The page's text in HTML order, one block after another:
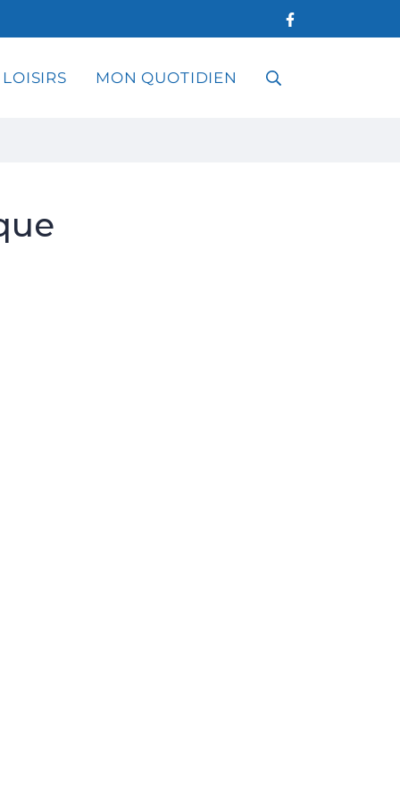
MON QUOTIDIEN RECHERCHE